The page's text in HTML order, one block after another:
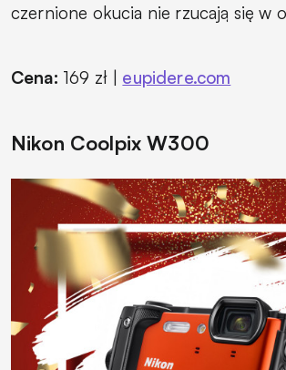
czernione okucia nie rzucają się w
Cena: 169 zł | eupidere.com
Nikon Coolpix W300